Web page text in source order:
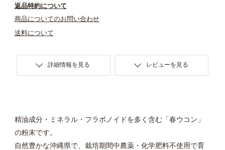
返品特約について
商品についてのお問い合わせ
送料について
詳細情報を見る レビューを見る
精油成分・ミネラル・フラボノイドを多く含む「春ウコン」
の粉末です。
自然豊かな沖縄県で、栽培期間中農薬・化学肥料不使用で育